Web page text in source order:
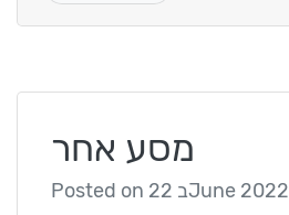
מסע אחר
Posted on 22 בJune 2022